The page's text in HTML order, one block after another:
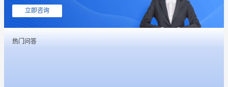
立即咨询
热门问答
这个营销策划案例推荐大家看一下
用有赞就能在微信、小红书同时经营了